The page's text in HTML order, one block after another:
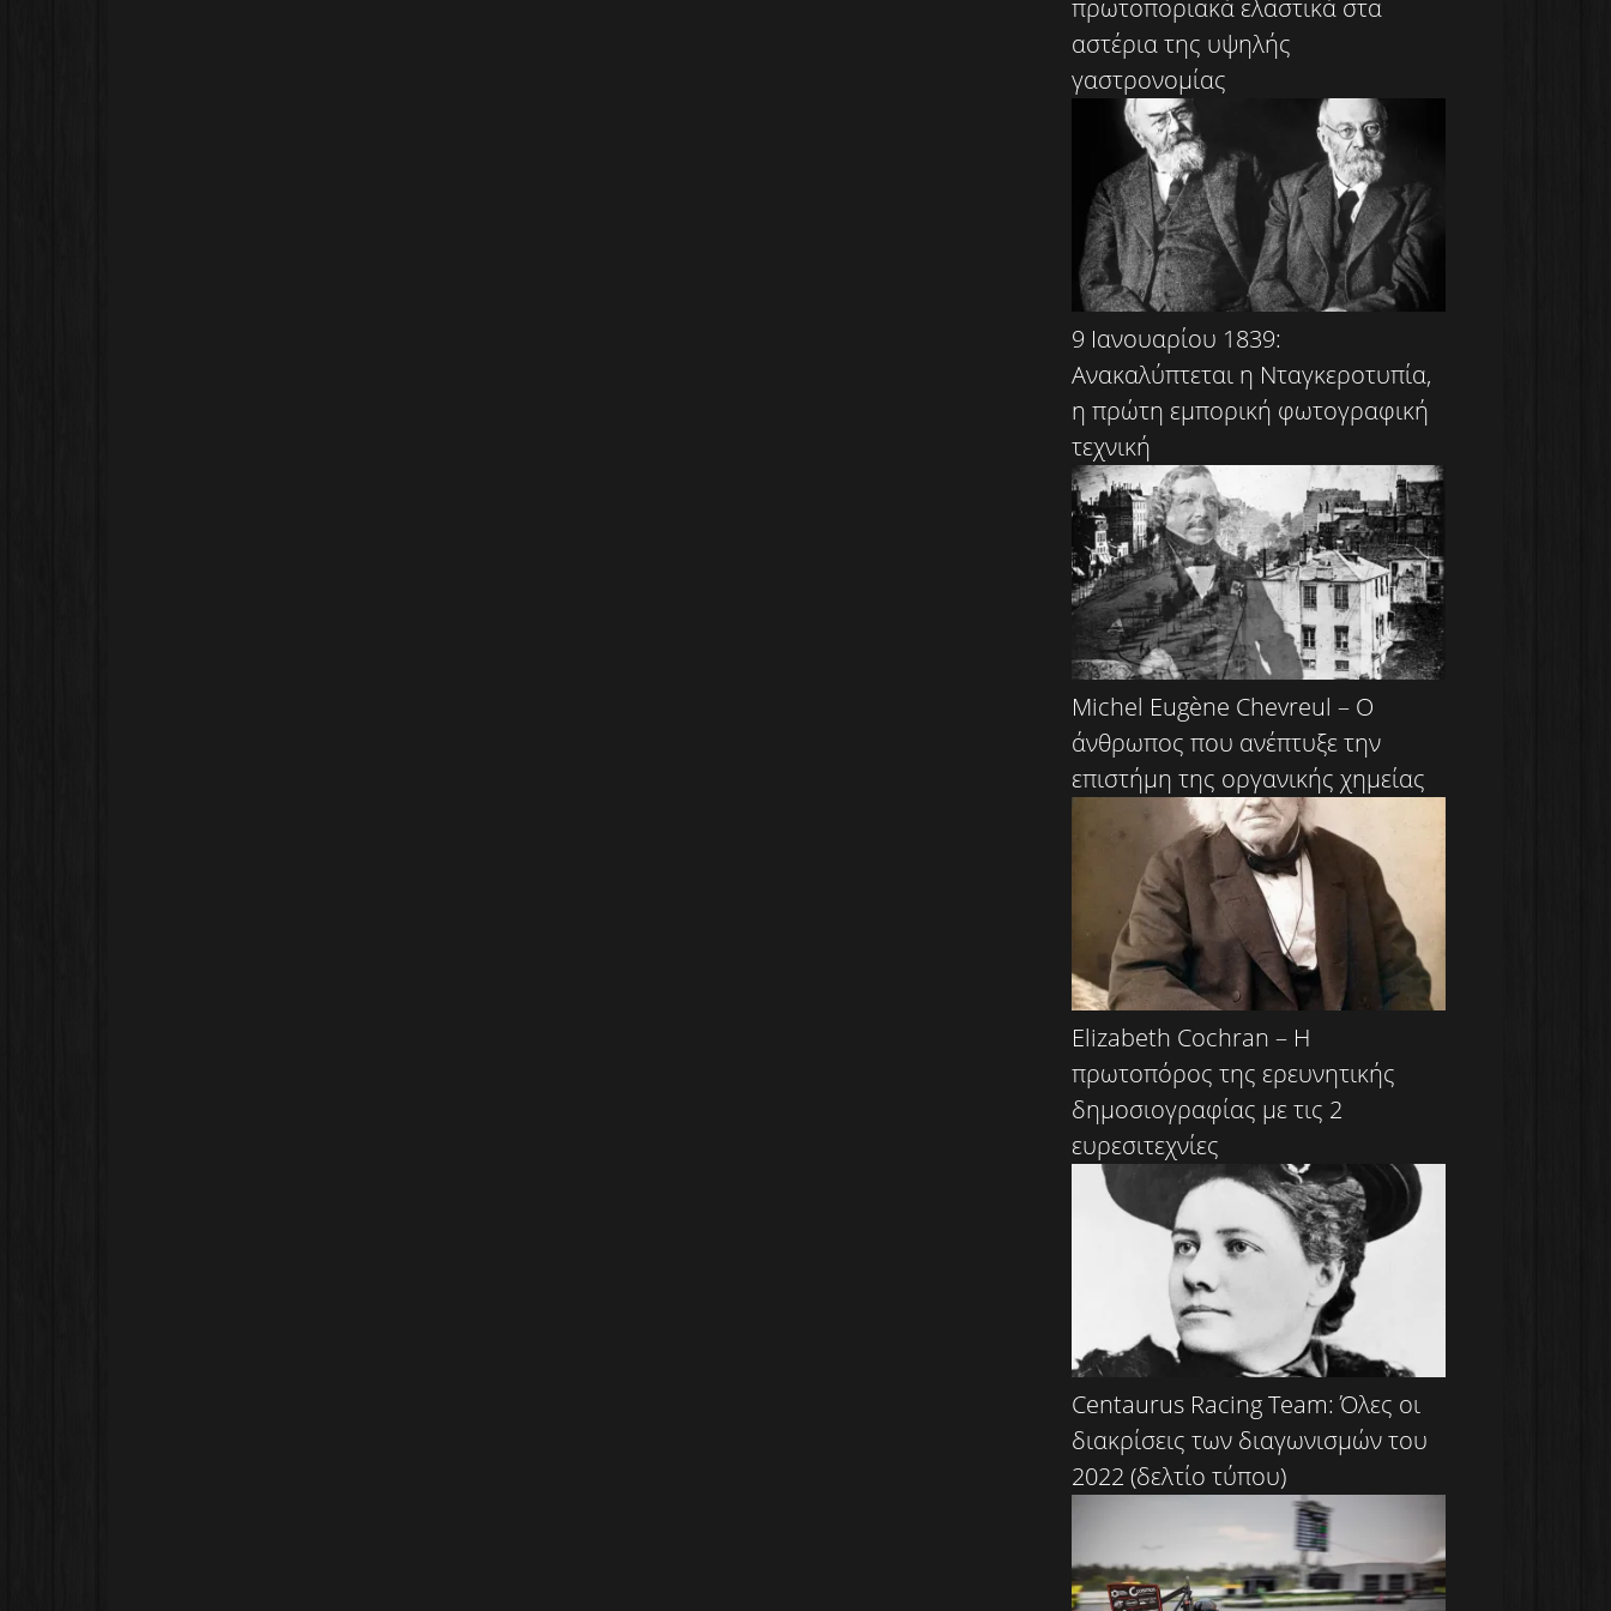
πρωτοποριακά ελαστικά στα
αστέρια της υψηλής
γαστρονομίας
9 Ιανουαρίου 1839:
Ανακαλύπτεται η Νταγκεροτυπία,
η πρώτη εμπορική φωτογραφική
τεχνική
Michel Eugène Chevreul – Ο
άνθρωπος που ανέπτυξε την
επιστήμη της οργανικής χημείας
Elizabeth Cochran – Η
πρωτοπόρος της ερευνητικής
δημοσιογραφίας με τις 2
ευρεσιτεχνίες
Centaurus Racing Team: Όλες οι
διακρίσεις των διαγωνισμών του
2022 (δελτίο τύπου)